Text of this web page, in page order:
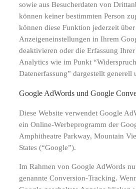
sowie aus Besucherdaten von
können keiner bestimmten Person
können diese Funktion jederzeit
Anzeigeneinstellungen in Ihrem
deaktivieren oder die Erfassung
Analytics wie im Punkt
Datenerfassung” dargestellt generell
Google AdWords und Google
Diese Website verwendet Google
ein Online-Werbeprogramm der
Amphitheatre Parkway, Mountain
States (“Google”).
Im Rahmen von Google AdWords
genannte Conversion-Tracking.